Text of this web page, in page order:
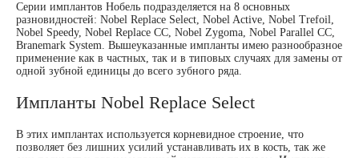
Серии имплантов Нобель подразделяется на 8 основных
разновидностей: Nobel Replace Select, Nobel Active, Nobel Trefoil,
Nobel Speedy, Nobel Replace CC, Nobel Zygoma, Nobel Parallel CC,
Branemark System. Вышеуказанные импланты имею разнообразное
применение как в частных, так и в типовых случаях для замены от
одной зубной единицы до всего зубного ряда.
Импланты Nobel Replace Select
В этих имплантах используется корневидное строение, что
позволяет без лишних усилий устанавливать их в кость, так же